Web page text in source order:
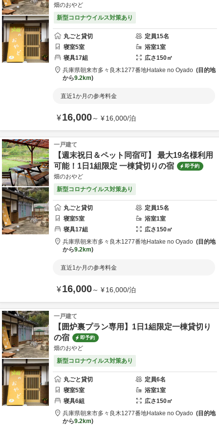
畑のおやど
新型コロナウイルス対策あり
丸ごと貸切 定員15名
寝室5室 浴室1室
寝具17組 広さ150㎡
兵庫県朝来市多々良木1277番地Hatake no Oyado
目的地
から9.2km
直近1か月の参考料金
¥16,000～ ¥16,000/泊
一戸建て
【週末祝日＆ペット同宿可】 最大19名様利用
可能！1日1組限定 一棟貸切りの宿
即予約
畑のおやど
新型コロナウイルス対策あり
丸ごと貸切 定員15名
寝室5室 浴室1室
寝具17組 広さ150㎡
兵庫県朝来市多々良木1277番地Hatake no Oyado
目的地
から9.2km
直近1か月の参考料金
¥16,000～ ¥16,000/泊
一戸建て
【囲炉裏プラン専用】1日1組限定一棟貸切り
の宿
即予約
畑のおやど
新型コロナウイルス対策あり
丸ごと貸切 定員6名
寝室5室 浴室1室
寝具6組 広さ150㎡
兵庫県朝来市多々良木1277番地Hatake no Oyado
目的地
から9.2km